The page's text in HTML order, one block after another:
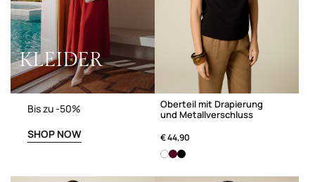
KLEIDER
Bis zu -50%
SHOP NOW
Oberteil mit Drapierung
und Metallverschluss
€ 44,90